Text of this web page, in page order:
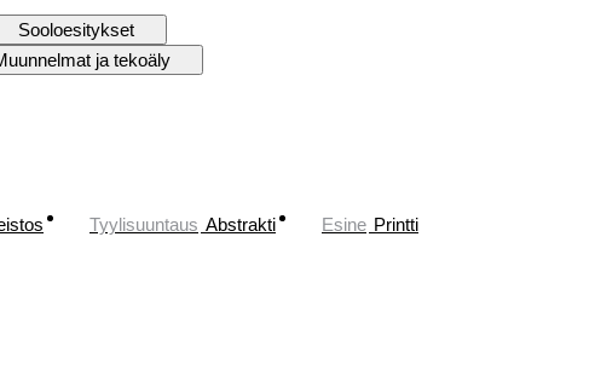
Sooloesitykset
ja tekoäly
Tyylisuuntaus Abstrakti Esine Printti